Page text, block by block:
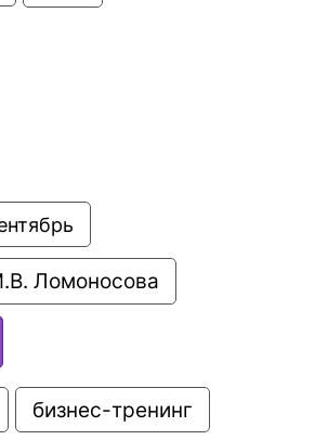
Ломоносова
бизнес-тренинг